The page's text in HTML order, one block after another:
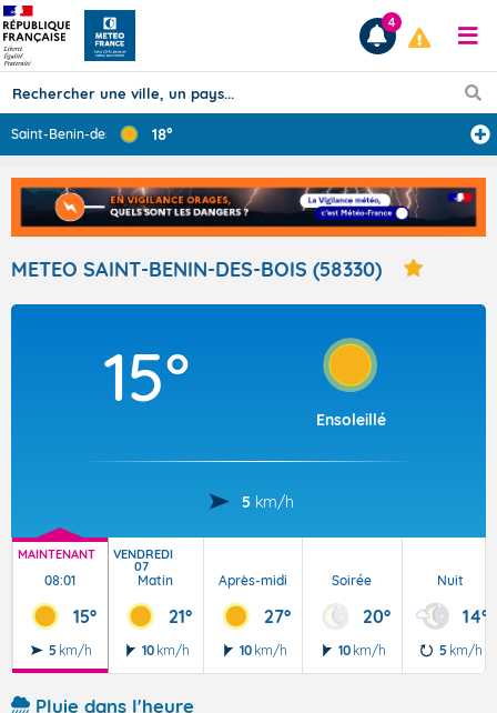
Prévisions
TOUS LES RÉSULTATS
Articles
4
Saint-Benin-des ... 18°
METEO SAINT-BENIN-DES-BOIS (58330)
15°
Ensoleillé
5 km/h
MAINTENANT
08:01
15°
5 km/h
VENDREDI
07
Matin
21°
10 km/h
Après-midi
27°
10 km/h
Soirée
20°
10 km/h
Nuit
14°
5 km/h
Pluie dans l'heure